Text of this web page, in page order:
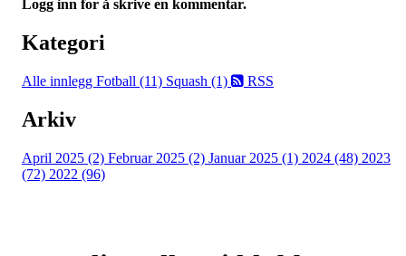
Logg inn for å skrive en kommentar.
Kategori
Alle innlegg Fotball (11) Squash (1) RSS
Arkiv
April 2025 (2) Februar 2025 (2) Januar 2025 (1) 2024 (48) 2023
(72) 2022 (96)